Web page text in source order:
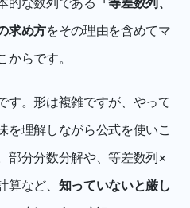
求め方をその理由を含めてマ
らです。
す。形は複雑ですが、やって
を理解しながら公式を使いこ
部分分数分解や、等差数列×
など、 知っていないと厳し